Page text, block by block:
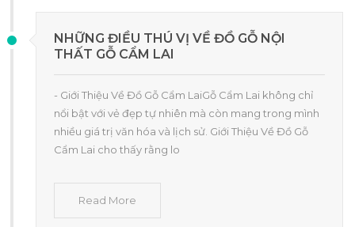
NHỮNG ĐIỀU THÚ VỊ VỀ ĐỒ GỖ NỘI
THẤT GỖ CẨM LAI
- Giới Thiệu Về Đồ Gỗ Cẩm LaiGỗ Cẩm Lai không chỉ
nổi bật với vẻ đẹp tự nhiên mà còn mang trong mình
nhiều giá trị văn hóa và lịch sử. Giới Thiệu Về Đồ Gỗ
Cẩm Lai cho thấy rằng lo
Read More